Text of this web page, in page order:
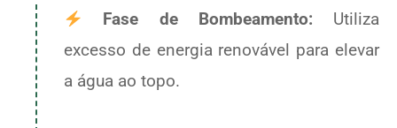
Fase de Bombeamento: Utiliza
excesso de energia renovável para elevar
a água ao topo.